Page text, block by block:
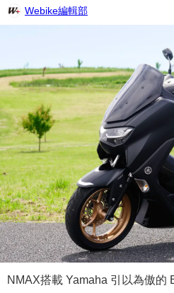
Webike編輯部
NMAX搭載 Yamaha 引以為傲的